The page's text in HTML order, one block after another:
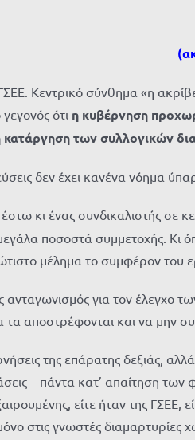
(
Κεντρικό σύνθημα «η
ότι η κυβέρνηση
κατάργηση των συλλογικών
δεν έχει κανένα νόημα
κι ένας συνδικαλιστής σε
ποσοστά συμμετοχής. Κι
μέλημα το συμφέρον του
για τον έλεγχο
αποστρέφονται και να μην
της επάρατης δεξιάς,
– πάντα κατ’ απαίτηση
είτε ήταν της
στις γνωστές διαμαρτυρίες